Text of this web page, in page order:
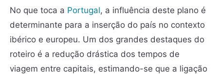
No que toca a Portugal, a influência deste plano é
determinante para a inserção do país no contexto
ibérico e europeu. Um dos grandes destaques do
roteiro é a redução drástica dos tempos de
viagem entre capitais, estimando-se que a ligação